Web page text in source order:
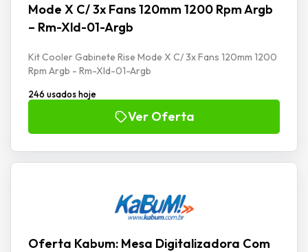
Mode X C/ 3x Fans 120mm 1200 Rpm Argb
– Rm-Xld-01-Argb
Kit Cooler Gabinete Rise Mode X C/ 3x Fans 120mm 1200
Rpm Argb - Rm-Xld-01-Argb
246 usados hoje
Ver Oferta
Oferta Kabum: Mesa Digitalizadora Com